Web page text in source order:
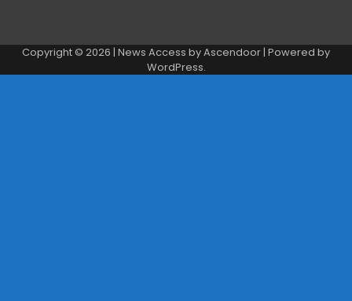
Copyright © 2026 | News Access byAscendoor| Powered by
WordPress.